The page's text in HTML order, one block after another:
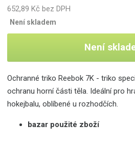
652,89 Kč bez DPH
Není skladem
Není
Ochranné triko Reebok 7K - triko
ochranu horní části těla. Ideální pro
hokejbalu, oblíbené u rozhodčích.
bazar použité zboží